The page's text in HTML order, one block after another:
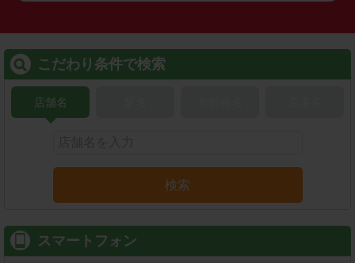
こだわり条件で検索
店舗名
検索
スマートフォン